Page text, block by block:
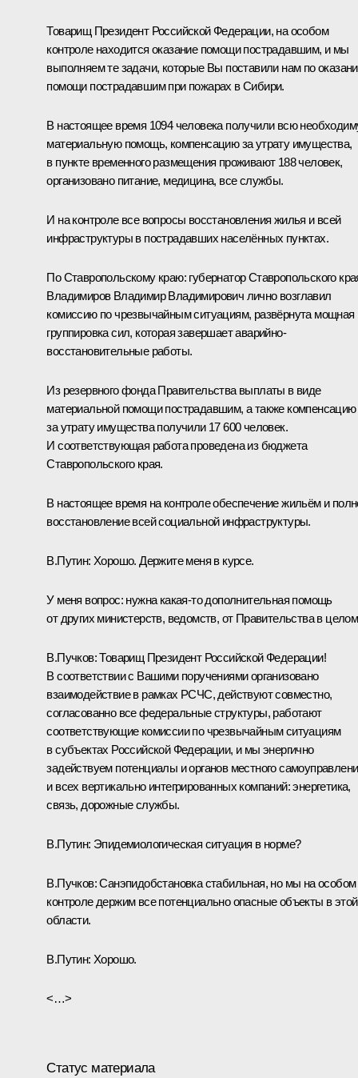
Товарищ Президент Российской Федерации, на особом
контроле находится оказание помощи пострадавшим, и мы
выполняем те задачи, которые Вы поставили нам по
помощи пострадавшим при пожарах в Сибири.
В настоящее время 1094 человека получили всю
материальную помощь, компенсацию за утрату имущества,
в пункте временного размещения проживают 188 человек,
организовано питание, медицина, все службы.
И на контроле все вопросы восстановления жилья и всей
инфраструктуры в пострадавших населённых пунктах.
По Ставропольскому краю: губернатор Ставропольского
ВладимировВладимир Владимирович лично возглавил
комиссию по чрезвычайным ситуациям, развёрнута мощная
группировка сил, которая завершает аварийно-
восстановительные работы.
Из резервного фонда Правительства выплаты в виде
материальной помощи пострадавшим, а также компенсацию
за утрату имущества получили 17 600 человек.
И соответствующая работа проведена из бюджета
Ставропольского края.
В настоящее время на контроле обеспечение жильём и
восстановление всей социальной инфраструктуры.
В.Путин: Хорошо. Держите меня в курсе.
У меня вопрос: нужна какая-то дополнительная помощь
от других министерств, ведомств, от Правительства в
В.Пучков:Товарищ Президент Российской Федерации!
В соответствии с Вашими поручениями организовано
взаимодействие в рамках РСЧС, действуют совместно,
согласованно все федеральные структуры, работают
соответствующие комиссии по чрезвычайным ситуациям
в субъектах Российской Федерации, и мы энергично
задействуем потенциалы и органов местного
и всех вертикально интегрированных компаний: энергетика,
связь, дорожные службы.
В.Путин: Эпидемиологическая ситуация в норме?
В.Пучков:Санэпидобстановка стабильная, но мы на особом
контроле держим все потенциально опасные объекты в этой
области.
В.Путин: Хорошо.
<…>
Статус материала